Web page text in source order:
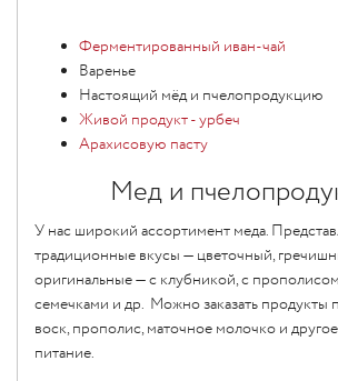
Ферментированный иван-чай
Варенье
Настоящий мёд и пчелопродукцию
Живой продукт - урбеч
Арахисовую пасту
Мед и
У нас широкий ассортимент меда.
традиционные вкусы — цветочный,
оригинальные — с клубникой, с
семечками и др. Можно заказать продукты
воск, прополис, маточное молочко и
питание.